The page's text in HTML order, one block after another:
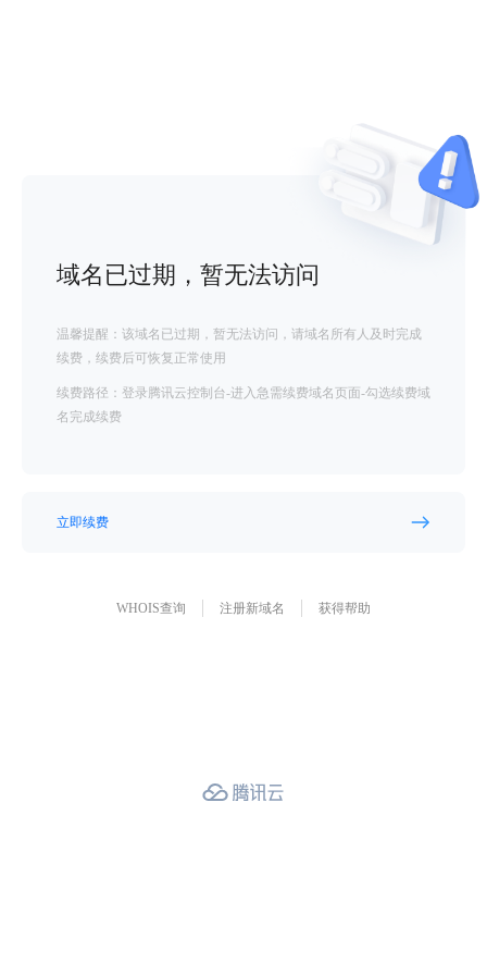
域名已过期，暂无法访问
温馨提醒：该域名已过期，暂无法访问，请域名所有人及时完成
续费，续费后可恢复正常使用
续费路径：登录腾讯云控制台-进入急需续费域名页面-勾选续费域
名完成续费
立即续费
WHOIS查询 注册新域名 获得帮助